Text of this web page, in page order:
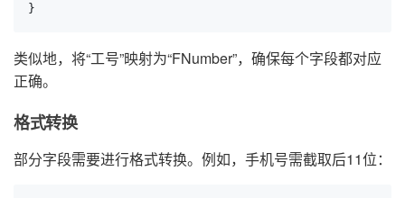
}
类似地，将“工号”映射为“FNumber”，确保每个字段都对应
正确。
格式转换
部分字段需要进行格式转换。例如，手机号需截取后11位：